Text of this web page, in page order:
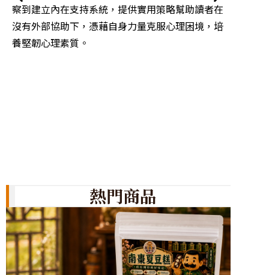
察到建立內在支持系統，提供實用策略幫助讀者在
沒有外部協助下，憑藉自身力量克服心理困境，培
養堅韌心理素質。
熱門商品